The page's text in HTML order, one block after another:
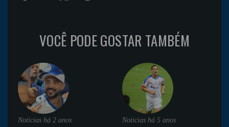
VOCÊ PODE GOSTAR TAMBÉM
Noticias há 2 anos Noticias há 5 anos